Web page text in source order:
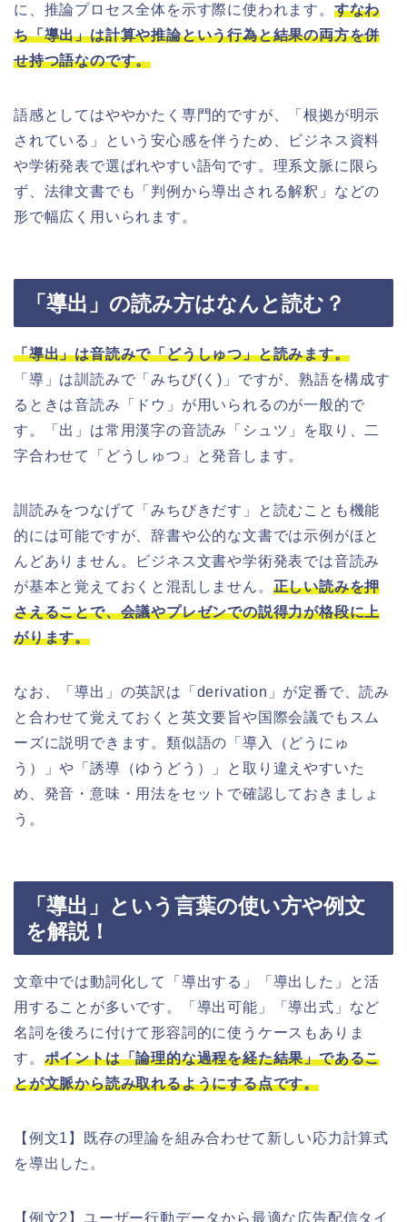
に、推論プロセス全体を示す際に使われます。 すなわ
ち「導出」は計算や推論という行為と結果の両方を併
せ持つ語なのです。
語感としてはややかたく専門的ですが、「根拠が明示
されている」という安心感を伴うため、ビジネス資料
や学術発表で選ばれやすい語句です。理系文脈に限ら
ず、法律文書でも「判例から導出される解釈」などの
形で幅広く用いられます。
「導出」の読み方はなんと読む？
「導出」は音読みで「どうしゅつ」と読みます。
「導」は訓読みで「みちび(く)」ですが、熟語を構成す
るときは音読み「ドウ」が用いられるのが一般的で
す。「出」は常用漢字の音読み「シュツ」を取り、二
字合わせて「どうしゅつ」と発音します。
訓読みをつなげて「みちびきだす」と読むことも機能
的には可能ですが、辞書や公的な文書では示例がほと
んどありません。ビジネス文書や学術発表では音読み
が基本と覚えておくと混乱しません。 正しい読みを押
さえることで、会議やプレゼンでの説得力が格段に上
がります。
なお、「導出」の英訳は「derivation」が定番で、読み
と合わせて覚えておくと英文要旨や国際会議でもスム
ーズに説明できます。類似語の「導入（どうにゅ
う）」や「誘導（ゆうどう）」と取り違えやすいた
め、発音・意味・用法をセットで確認しておきましょ
う。
「導出」という言葉の使い方や例文
を解説！
文章中では動詞化して「導出する」「導出した」と活
用することが多いです。「導出可能」「導出式」など
名詞を後ろに付けて形容詞的に使うケースもありま
す。 ポイントは「論理的な過程を経た結果」であるこ
とが文脈から読み取れるようにする点です。
【例文1】既存の理論を組み合わせて新しい応力計算式
を導出した。
【例文2】ユーザー行動データから最適な広告配信タイ